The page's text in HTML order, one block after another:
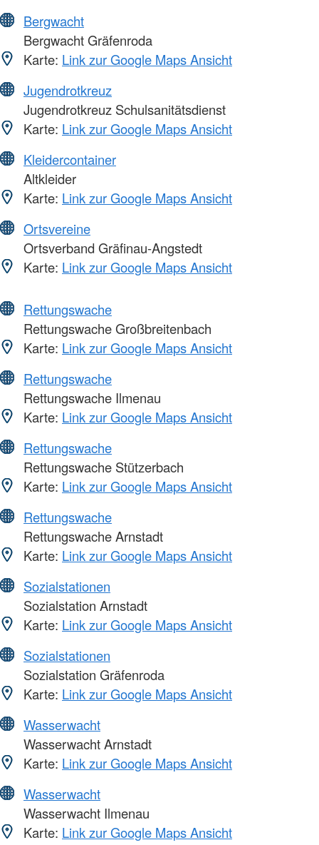
Bergwacht
Bergwacht Gräfenroda
Karte: Link zur Google Maps Ansicht
Jugendrotkreuz
Jugendrotkreuz Schulsanitätsdienst
Karte: Link zur Google Maps Ansicht
Kleidercontainer
Altkleider
Karte: Link zur Google Maps Ansicht
Ortsvereine
Ortsverband Gräfinau-Angstedt
Karte: Link zur Google Maps Ansicht
Rettungswache
Rettungswache Großbreitenbach
Karte: Link zur Google Maps Ansicht
Rettungswache
Rettungswache Ilmenau
Karte: Link zur Google Maps Ansicht
Rettungswache
Rettungswache Stützerbach
Karte: Link zur Google Maps Ansicht
Rettungswache
Rettungswache Arnstadt
Karte: Link zur Google Maps Ansicht
Sozialstationen
Sozialstation Arnstadt
Karte: Link zur Google Maps Ansicht
Sozialstationen
Sozialstation Gräfenroda
Karte: Link zur Google Maps Ansicht
Wasserwacht
Wasserwacht Arnstadt
Karte: Link zur Google Maps Ansicht
Wasserwacht
Wasserwacht Ilmenau
Karte: Link zur Google Maps Ansicht